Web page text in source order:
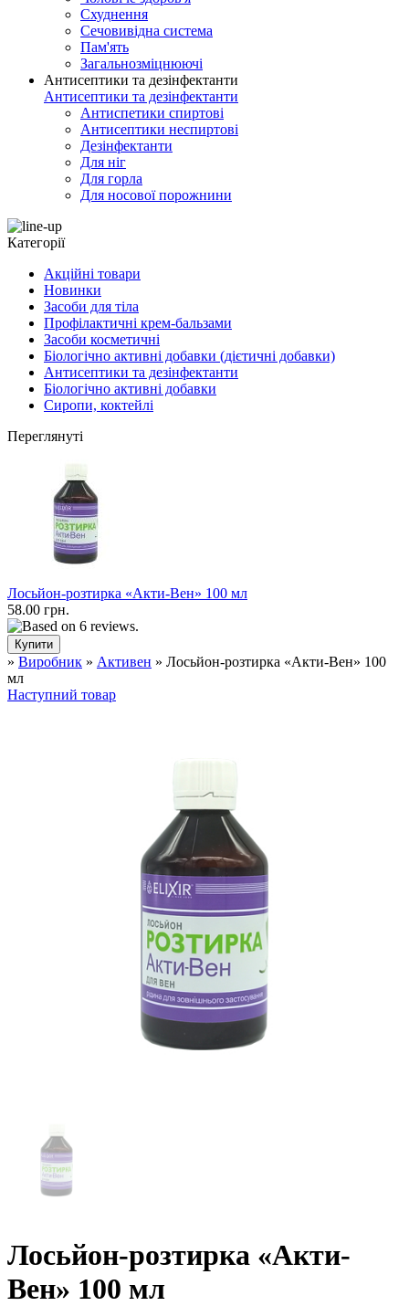
Схуднення
Сечовивідна система
Пам'ять
Загальнозміцнюючі
Антисептики та дезінфектанти
Антисептики та дезінфектанти
Антиспетики спиртові
Антисептики неспиртові
Дезінфектанти
Для ніг
Для горла
Для носової порожнини
Категорії
Акційні товари
Новинки
Засоби для тіла
Профілактичні крем-бальзами
Засоби косметичні
Біологічно активні добавки (дієтичні добавки)
Антисептики та дезінфектанти
Біологічно активні добавки
Сиропи, коктейлі
Переглянуті
Лосьйон-розтирка «Акти-Вен» 100 мл
58.00 грн.
» Виробник » Активен » Лосьйон-розтирка «Акти-Вен» 100
мл
Наступний товар
Лосьйон-розтирка «Акти-
Вен» 100 мл